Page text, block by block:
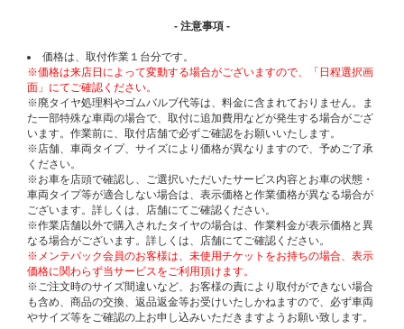
- 注意事項 -
価格は、取付作業１台分です。
※価格は来店日によって変動する場合がございますので、「日程選択画
面」にてご確認ください。
※廃タイヤ処理料やゴムバルブ代等は、料金に含まれておりません。ま
た一部特殊な車両の場合で、取付に追加費用などが発生する場合がござ
います。作業前に、取付店舗で必ずご確認をお願いいたします。
※店舗、車両タイプ、サイズにより価格が異なりますので、予めご了承
ください。
※お車を店頭で確認し、ご選択いただいたサービス内容とお車の状態・
車両タイプ等が適合しない場合は、表示価格と作業価格が異なる場合が
ございます。詳しくは、店舗にてご確認ください。
※作業店舗以外で購入されたタイヤの場合は、作業料金が表示価格と異
なる場合がございます。詳しくは、店舗にてご確認ください。
※メンテパック会員のお客様は、未使用チケットをお持ちの場合、表示
価格に関わらず当サービスをご利用頂けます。
※ご注文時のサイズ間違いなど、お客様の責により取付ができない場合
も含め、商品の交換、返品返金等お受けいたしかねますので、必ず車両
やサイズ等をご確認の上お申し込みいただきますようお願い致します。